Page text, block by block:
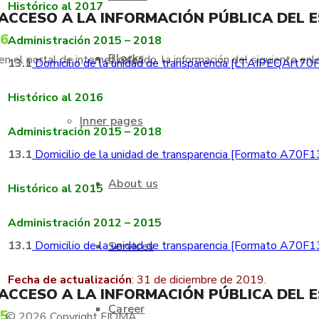
Blocks
Inner pages
About us
Services
Career
A LA INFORMACIÓN PÚBLICA DEL
el portal de internet referido, la información del siguiente
A LA INFORMACIÓN PÚBLICA DEL
Histórico al 2017
Administración 2015 – 2018
13.1Domicilio de la unidad de transparencia
Histórico al 2016
Administración 2015 – 2018
13.1Domicilio de la unidad de transparencia [Formato
Histórico al 2015
Administración 2012 – 2015
13.1Domicilio de la unidad de transparencia [Formato
Fecha de actualización: 31 de diciembre de 2019.